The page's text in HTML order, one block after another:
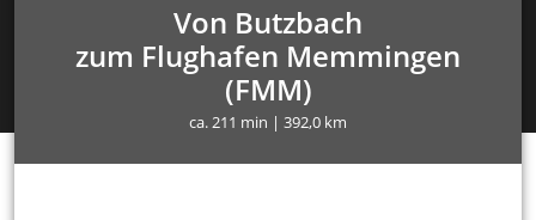
Von Butzbach
zum Flughafen Memmingen
(FMM)
ca. 211 min | 392,0 km